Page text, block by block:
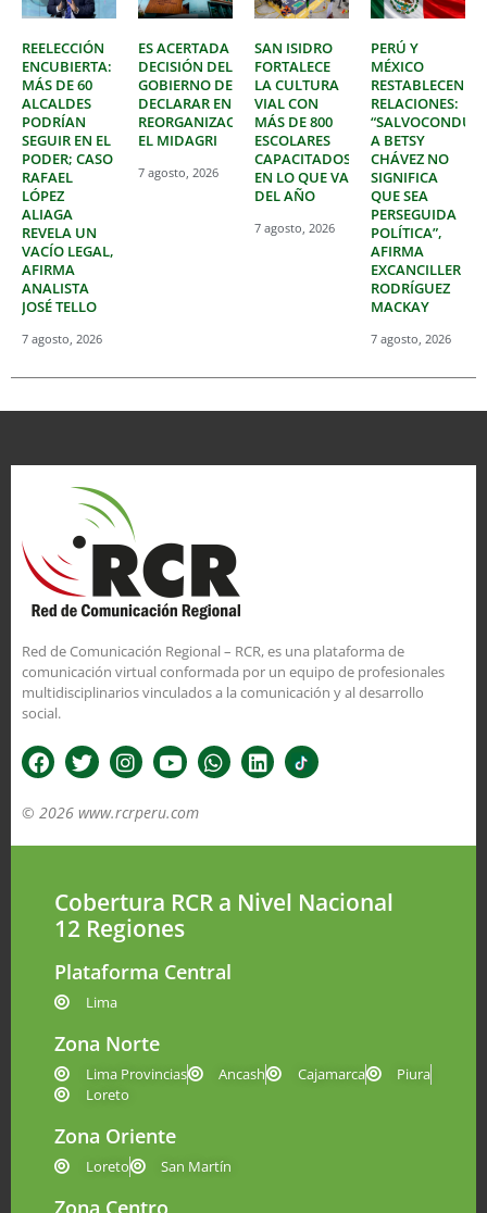
REELECCIÓN
ENCUBIERTA:
MÁS DE 60
ALCALDES
PODRÍAN
SEGUIR EN EL
PODER; CASO
RAFAEL
LÓPEZ
ALIAGA
REVELA UN
VACÍO LEGAL,
AFIRMA
ANALISTA
JOSÉ TELLO
7 agosto, 2026
ES ACERTADA
DECISIÓN DEL
GOBIERNO DE
DECLARAR EN
REORGANIZACIÓN
EL MIDAGRI
7 agosto, 2026
SAN ISIDRO
FORTALECE
LA CULTURA
VIAL CON
MÁS DE 800
ESCOLARES
CAPACITADOS
EN LO QUE VA
DEL AÑO
7 agosto, 2026
PERÚ Y
MÉXICO
RESTABLECEN
RELACIONES:
A BETSY
CHÁVEZ NO
SIGNIFICA
QUE SEA
PERSEGUIDA
POLÍTICA”,
AFIRMA
EXCANCILLER
RODRÍGUEZ
MACKAY
7 agosto, 2026
Red de Comunicación Regional – RCR, es una plataforma de
comunicación virtual conformada por un equipo de profesionales
multidisciplinarios vinculados a la comunicación y al desarrollo
social.
© 2026 www.rcrperu.com
Cobertura RCR a Nivel Nacional
12 Regiones
Plataforma Central
Lima
Zona Norte
Lima Provincias Ancash Cajamarca
Piura
Loreto
Zona Oriente
Loreto San Martín
Zona Centro